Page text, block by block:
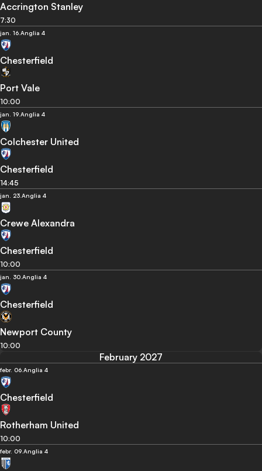
Accrington Stanley
7:30
jan. 16. Anglia 4
Chesterfield
Port Vale
10:00
jan. 19. Anglia 4
Colchester United
Chesterfield
14:45
jan. 23. Anglia 4
Crewe Alexandra
Chesterfield
10:00
jan. 30. Anglia 4
Chesterfield
Newport County
10:00
February 2027
febr. 06. Anglia 4
Chesterfield
Rotherham United
10:00
febr. 09. Anglia 4